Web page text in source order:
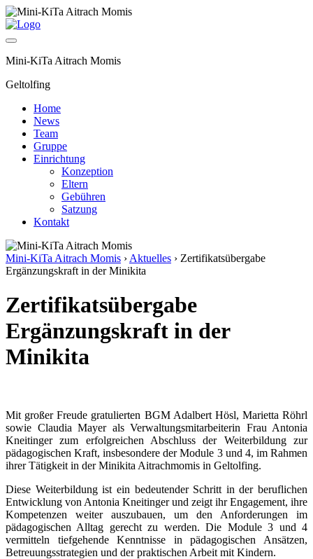
Mini-KiTa Aitrach Momis
Geltolfing
Home
News
Team
Gruppe
Einrichtung
Konzeption
Eltern
Gebühren
Satzung
Kontakt
Mini-KiTa Aitrach Momis › Aktuelles › Zertifikatsübergabe
Ergänzungskraft in der Minikita
Zertifikatsübergabe
Ergänzungskraft in der
Minikita
Mit großer Freude gratulierten BGM Adalbert Hösl, Marietta Röhrl
sowie Claudia Mayer als Verwaltungsmitarbeiterin Frau Antonia
Kneitinger zum erfolgreichen Abschluss der Weiterbildung zur
pädagogischen Kraft, insbesondere der Module 3 und 4, im Rahmen
ihrer Tätigkeit in der Minikita Aitrachmomis in Geltolfing.
Diese Weiterbildung ist ein bedeutender Schritt in der beruflichen
Entwicklung von Antonia Kneitinger und zeigt ihr Engagement, ihre
Kompetenzen weiter auszubauen, um den Anforderungen im
pädagogischen Alltag gerecht zu werden. Die Module 3 und 4
vermitteln tiefgehende Kenntnisse in pädagogischen Ansätzen,
Betreuungsstrategien und der praktischen Arbeit mit Kindern.